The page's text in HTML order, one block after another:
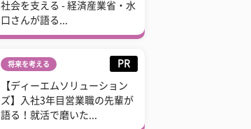
社会を支える - 経済産業省・水
口さんが語る...
将来を考える PR
【ディーエムソリューション
ズ】入社3年目営業職の先輩が
語る！就活で磨いた...